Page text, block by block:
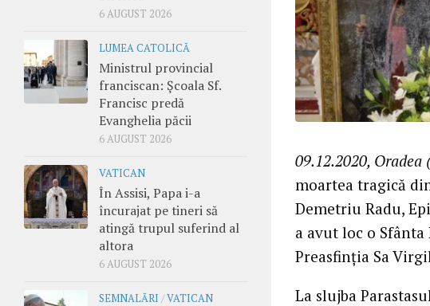
09.12.2020, Oradea
moartea tragică
Demetriu Radu,
a avut loc o
Preasfinția Sa
La slujba
6 AUGUST 2026
LUMEA CATOLICĂ
Ministrul provincial
franciscan: Școala Sf.
Francisc predă
Evanghelia păcii
6 AUGUST 2026
VATICAN
În Assisi, Papa i-a
încurajat pe tineri să
atingă trupul suferind al
altora
6 AUGUST 2026
SEMNALĂRI /VATICAN